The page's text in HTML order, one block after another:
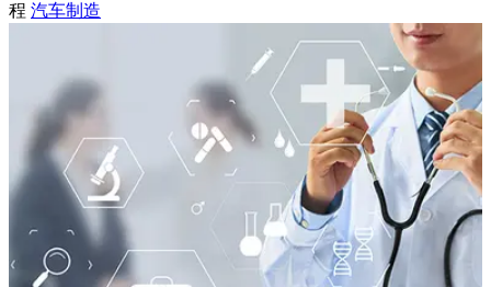
程 汽车制造